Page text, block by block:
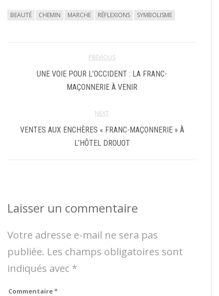
BEAUTÉ CHEMIN MARCHE RÉFLEXIONS SYMBOLISME
PREVIOUS
UNE VOIE POUR L’OCCIDENT : LA FRANC-
MAÇONNERIE À VENIR
NEXT
VENTES AUX ENCHÈRES « FRANC-MAÇONNERIE » À
L’HÔTEL DROUOT
Laisser un commentaire
Votre adresse e-mail ne sera pas
publiée. Les champs obligatoires sont
indiqués avec *
Commentaire*